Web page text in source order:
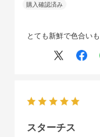
とても新鮮で色合い
スターチス